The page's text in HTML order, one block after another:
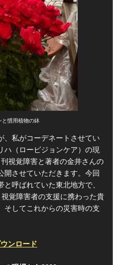
慣用植物の鉢
、私がコーデネートさせてい
ハ（ロービジョンケア）の現
視覚障害と著者の金井さんの
開させていただきます。今回
呼ばれていた東北地方で、
覚障害者の支援に携わった貴
そしてこれからの災害時の支
ンロード